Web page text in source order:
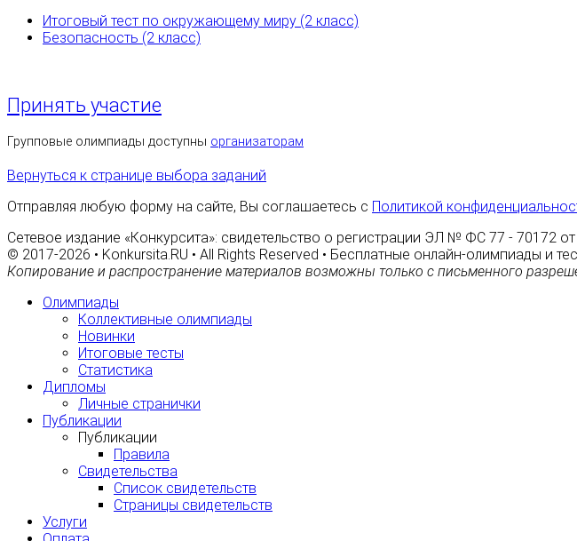
Итоговый тест по окружающему миру (2 класс)
Безопасность (2 класс)
Принять участие
Групповые олимпиады доступны организаторам
Вернуться к странице выбора заданий
Отправляя любую форму на сайте, Вы соглашаетесь с Политикой
Сетевое издание «Конкурсита»: свидетельство о регистрации ЭЛ № ФС 77 - 70172
© 2017-2026 • Konkursita.RU • All Rights Reserved • Бесплатные онлайн-олимпиады и
Копирование и распространение материалов возможны только с письменного
Олимпиады
Коллективные олимпиады
Новинки
Итоговые тесты
Статистика
Дипломы
Личные странички
Публикации
Публикации
Правила
Свидетельства
Список свидетельств
Страницы свидетельств
Услуги